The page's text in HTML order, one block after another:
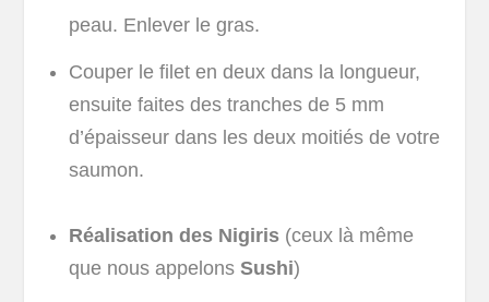
peau. Enlever le gras.
Couper le filet en deux dans la longueur,
ensuite faites des tranches de 5 mm
d’épaisseur dans les deux moitiés de votre
saumon.
Réalisation des Nigiris(ceux là même
que nous appelons Sushi)